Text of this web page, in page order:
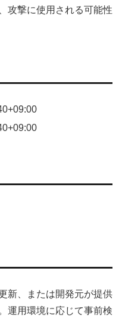
攻撃に使用される可能性
新、または開発元が提供
運用環境に応じて事前検